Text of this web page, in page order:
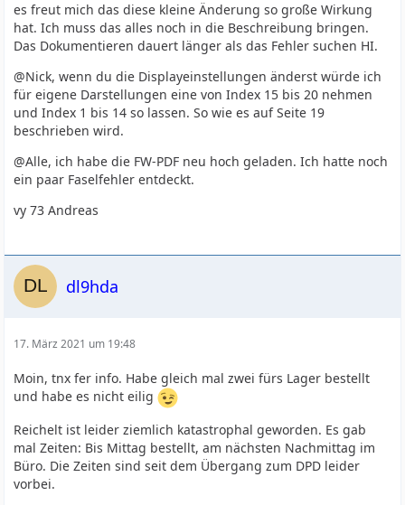
es freut mich das diese kleine Änderung so große Wirkung
hat. Ich muss das alles noch in die Beschreibung bringen.
Das Dokumentieren dauert länger als das Fehler suchen HI.
@Nick, wenn du die Displayeinstellungen änderst würde ich
für eigene Darstellungen eine von Index 15 bis 20 nehmen
und Index 1 bis 14 so lassen. So wie es auf Seite 19
beschrieben wird.
@Alle, ich habe die FW-PDF neu hoch geladen. Ich hatte noch
ein paar Faselfehler entdeckt.
vy 73 Andreas
dl9hda
17. März 2021 um 19:48
Moin, tnx fer info. Habe gleich mal zwei fürs Lager bestellt
und habe es nicht eilig
Reichelt ist leider ziemlich katastrophal geworden. Es gab
mal Zeiten: Bis Mittag bestellt, am nächsten Nachmittag im
Büro. Die Zeiten sind seit dem Übergang zum DPD leider
vorbei.